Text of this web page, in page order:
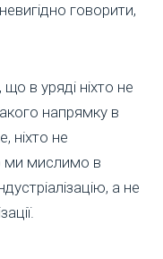
говорити,
в уряді ніхто не
напрямку в
ніхто не
ми мислимо в
а не